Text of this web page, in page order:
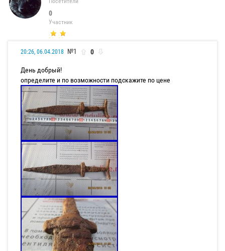
0
Участник
20:26, 06.04.2018 №1 0
День добрый!
определите и по возможности подскажите по цене